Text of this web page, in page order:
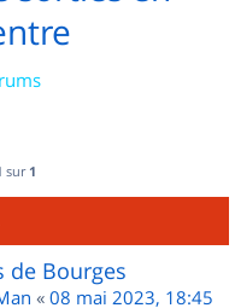
sur 1
de Bourges
« 08 mai 2023, 18:45